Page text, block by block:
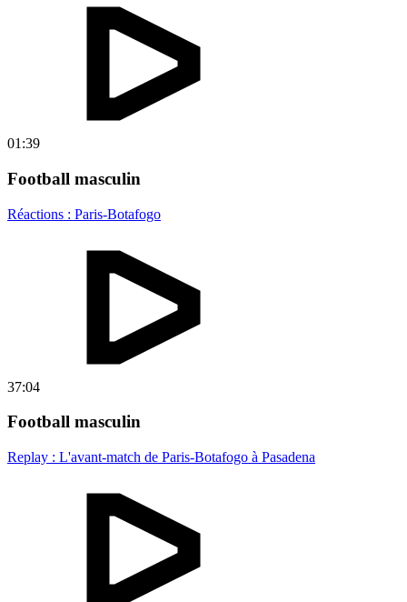
01:39
Football masculin
Réactions : Paris-Botafogo
37:04
Football masculin
Replay : L'avant-match de Paris-Botafogo à Pasadena